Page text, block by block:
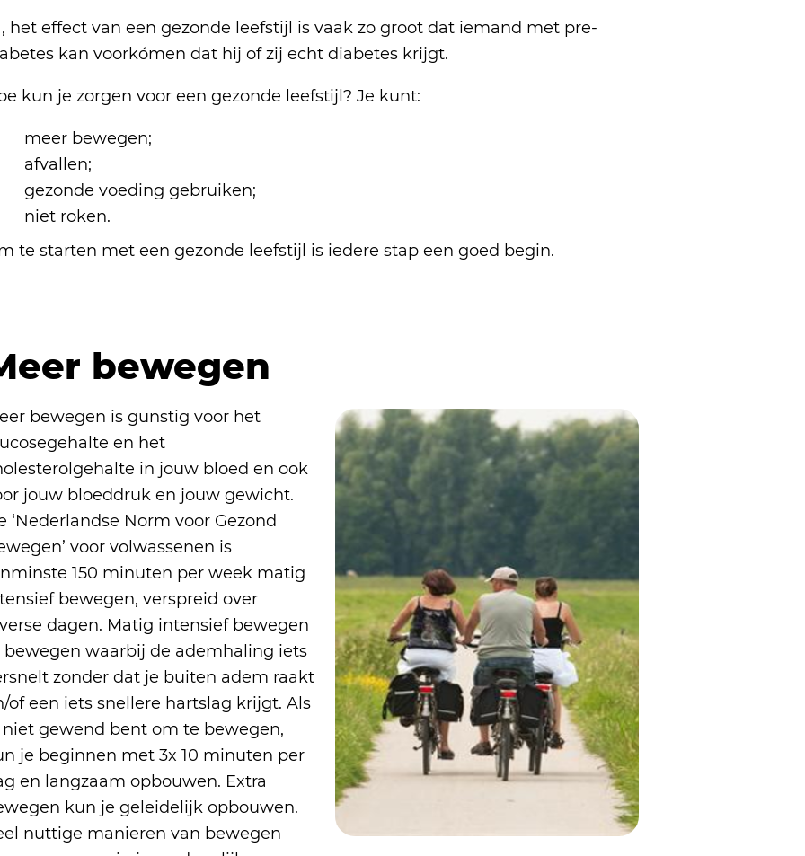
het effect van een gezonde leefstijl is vaak zo groot dat iemand met pre-
kan voorkómen dat hij of zij echt diabetes krijgt.
kun je zorgen voor een gezonde leefstijl? Je kunt:
meer bewegen;
afvallen;
gezonde voeding gebruiken;
niet roken.
te starten met een gezonde leefstijl is iedere stap een goed begin.
bewegen
bewegen is gunstig voor het
en het
in jouw bloed en ook
jouw bloeddruk en jouw gewicht.
‘Nederlandse Norm voor Gezond
voor volwassenen is
150 minuten per week matig
bewegen, verspreid over
dagen. Matig intensief bewegen
bewegen waarbij de ademhaling iets
zonder dat je buiten adem raakt
of een iets snellere hartslag krijgt. Als
niet gewend bent om te bewegen,
je beginnen met 3x 10 minuten per
en langzaam opbouwen. Extra
kun je geleidelijk opbouwen.
nuttige manieren van bewegen